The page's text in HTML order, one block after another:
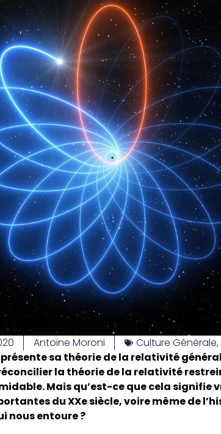
Antoine Moroni Culture Générale,
présente sa théorie de la relativité
la théorie de la relativité
Mais qu’est-ce que cela signifie
du XXe siècle, voire même de
nous entoure ?